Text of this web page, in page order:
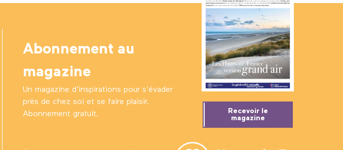
Abonnement au
magazine
Un magazine d’inspirations pour s'évader
près de chez soi et se faire plaisir.
Abonnement gratuit.
Recevoir le
magazine